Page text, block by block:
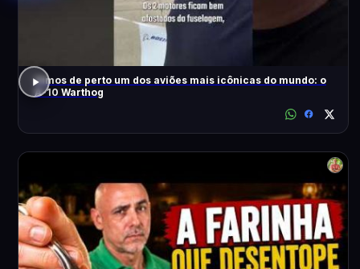
Vimos de perto um dos aviões mais icônicas do mundo: o
A-10 Warthog